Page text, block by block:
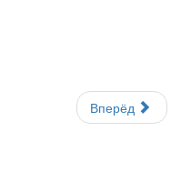
Вперёд